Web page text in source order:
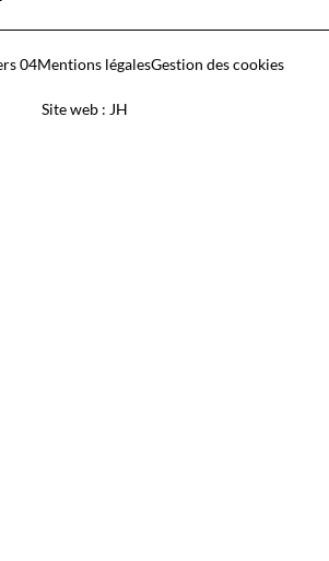
04Mentions légalesGestion des cookies
Site web : JH